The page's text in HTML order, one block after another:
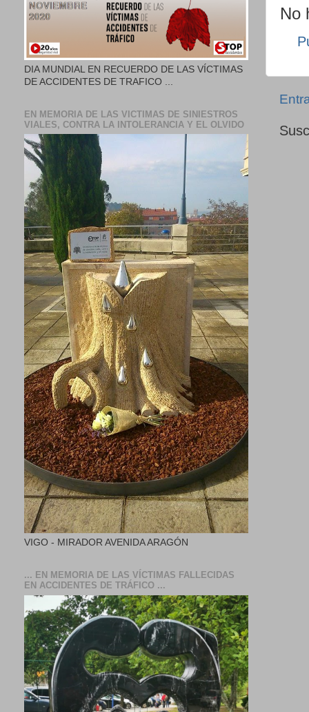
No
DIA MUNDIAL EN RECUERDO DE LAS VÍCTIMAS
DE ACCIDENTES DE TRAFICO ...
EN MEMORIA DE LAS VICTIMAS DE SINIESTROS
VIALES, CONTRA LA INTOLERANCIA Y EL OLVIDO
VIGO - MIRADOR AVENIDA ARAGÓN
... EN MEMORIA DE LAS VÍCTIMAS FALLECIDAS
EN ACCIDENTES DE TRÁFICO ...